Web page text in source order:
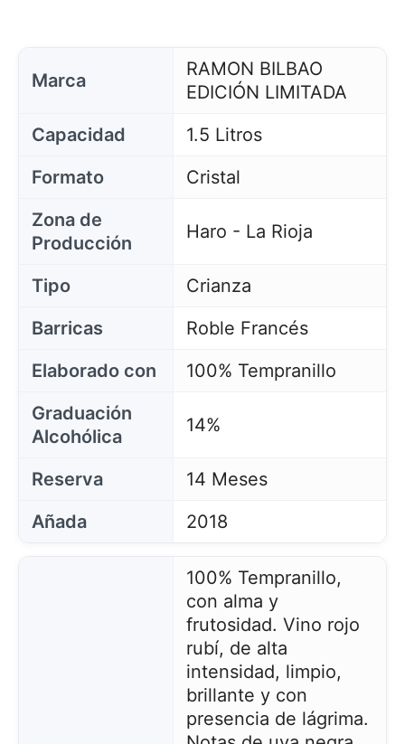
Marca
RAMON BILBAO
EDICIÓN LIMITADA
Capacidad
1.5 Litros
Formato
Cristal
Zona de
Producción
Haro - La Rioja
Tipo
Crianza
Barricas
Roble Francés
Elaborado con
100% Tempranillo
Graduación
Alcohólica
14%
Reserva
14 Meses
Añada
2018
100% Tempranillo,
con alma y
frutosidad. Vino rojo
rubí, de alta
intensidad, limpio,
brillante y con
presencia de lágrima.